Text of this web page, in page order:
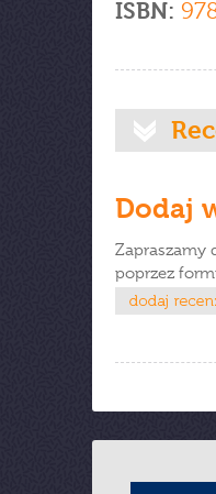
ISBN:
Dodaj
Zapraszamy
poprzez